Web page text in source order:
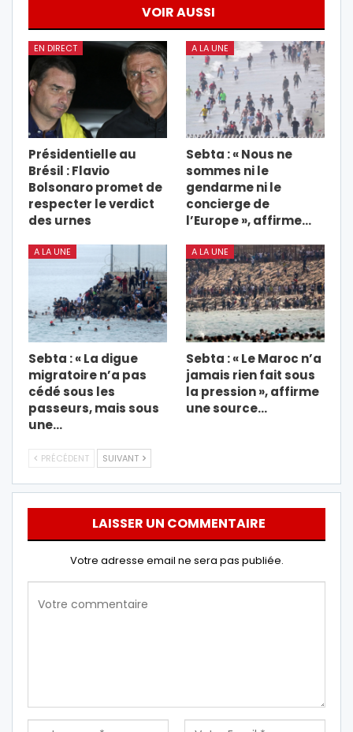
VOIR AUSSI
EN DIRECT
Présidentielle au
Brésil : Flavio
Bolsonaro promet de
respecter le verdict
des urnes
A LA UNE
Sebta : « Nous ne
sommes ni le
gendarme ni le
concierge de
l’Europe », affirme…
A LA UNE
Sebta : « La digue
migratoire n’a pas
cédé sous les
passeurs, mais sous
une…
A LA UNE
Sebta : « Le Maroc n’a
jamais rien fait sous
la pression », affirme
une source…
PRÉCÉDENT SUIVANT
LAISSER UN COMMENTAIRE
Votre adresse email ne sera pas publiée.